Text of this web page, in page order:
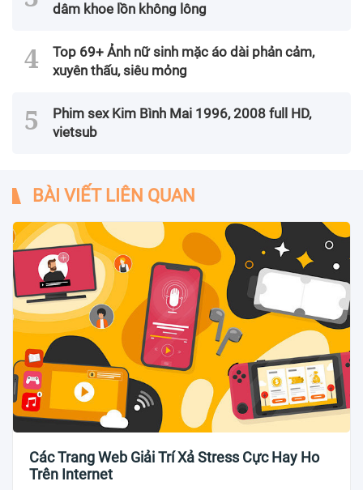
dâm khoe lồn không lông
Top 69+ Ảnh nữ sinh mặc áo dài phản cảm,
xuyên thấu, siêu mỏng
Phim sex Kim Bình Mai 1996, 2008 full HD,
vietsub
BÀI VIẾT LIÊN QUAN
Các Trang Web Giải Trí Xả Stress Cực Hay Ho
Trên Internet